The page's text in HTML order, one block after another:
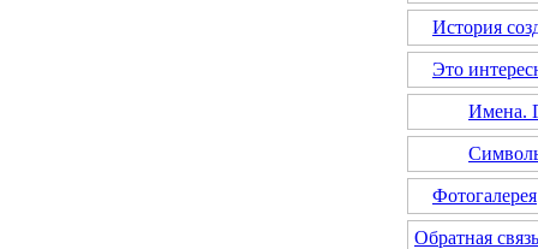
История
Это
Имена.
Фотогалерея
Обратная связь